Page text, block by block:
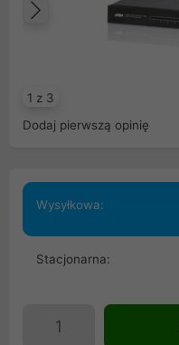
1 z 3
Poprzedni
Dodaj pierwszą opinię
Wysyłkowa:
Stacjonarna: